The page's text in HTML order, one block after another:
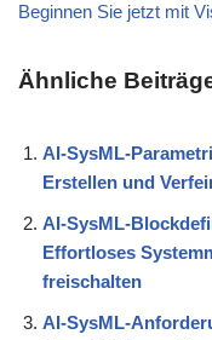
Beginnen Sie jetzt mit
Ähnliche
AI-SysML-
Erstellen und
AI-SysML-
Effortloses
freischalten
AI-SysML-